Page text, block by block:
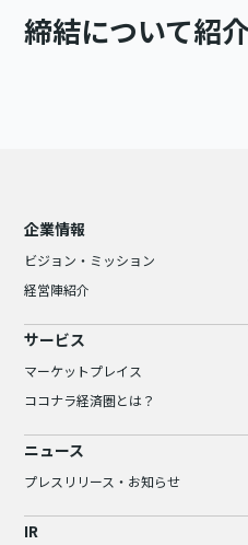
締結について紹
企業情報
ビジョン・ミッション
経営陣紹介
サービス
マーケットプレイス
ココナラ経済圏とは？
ニュース
プレスリリース・お知らせ
IR